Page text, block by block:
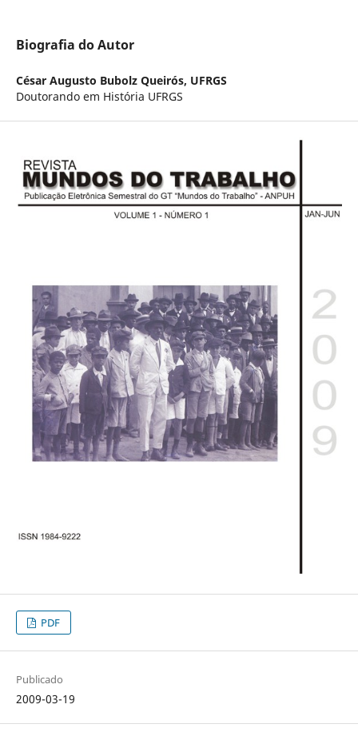
Biografia do Autor
César Augusto Bubolz Queirós, UFRGS
Doutorando em História UFRGS
PDF
Publicado
2009-03-19